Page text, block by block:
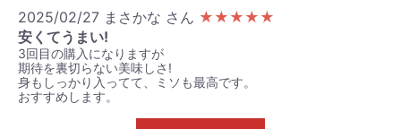
2025/02/27 まさかな さん ★★★★★
安くてうまい!
3回目の購入になりますが
期待を裏切らない美味しさ!
身もしっかり入ってて、ミソも最高です。
おすすめします。